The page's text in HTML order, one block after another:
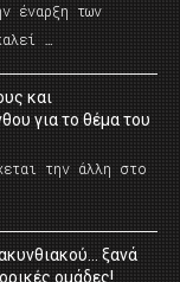
έναρξη των
…
και
για το θέμα του
την άλλη στο
ξανά
ομάδες!